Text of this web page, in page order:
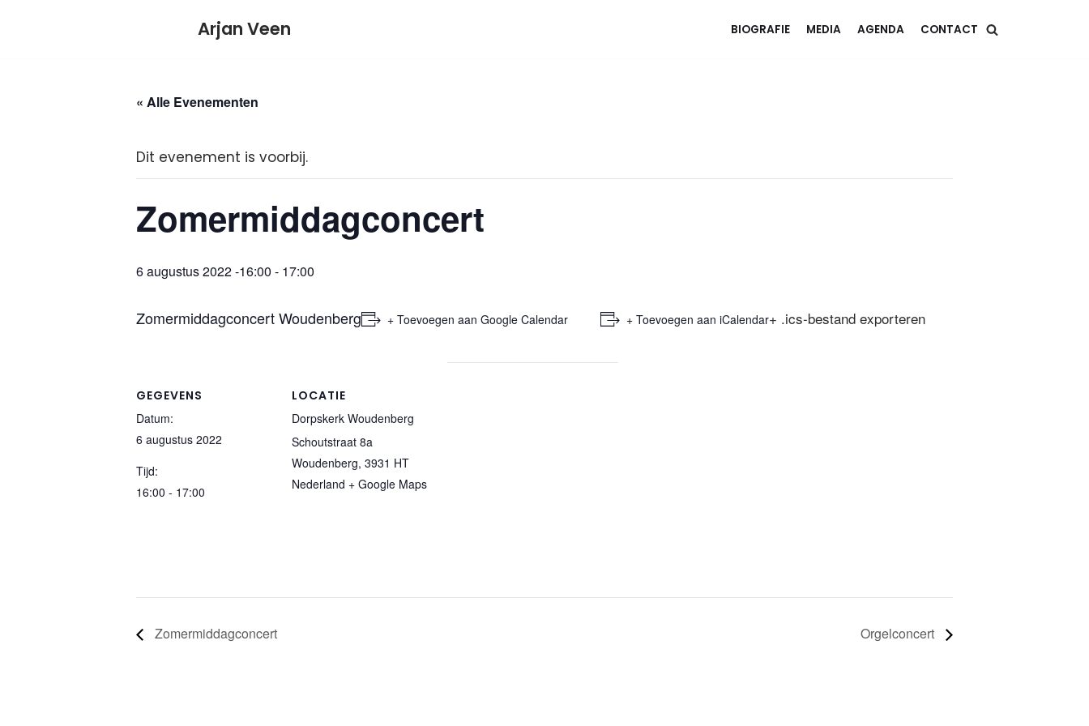
Arjan Veen BIOGRAFIE MEDIA AGENDA CONTACT
« Alle Evenementen
Dit evenement is voorbij.
Zomermiddagconcert
6 augustus 2022 -16:00 - 17:00
Zomermiddagconcert Woudenberg + Toevoegen aan Google Calendar + Toevoegen aan iCalendar+ .ics-bestand exporteren
GEGEVENS
Datum:
6 augustus 2022
Tijd:
16:00 - 17:00
LOCATIE
Dorpskerk Woudenberg
Schoutstraat 8a
Woudenberg, 3931 HT
Nederland + Google Maps
Zomermiddagconcert Orgelconcert